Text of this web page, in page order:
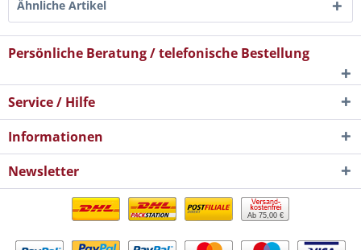
Ähnliche Artikel
Persönliche Beratung / telefonische Bestellung
Service / Hilfe
Informationen
Newsletter
Ab 75,00 €